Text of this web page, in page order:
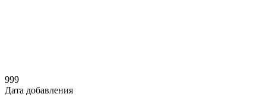
999
Дата добавления